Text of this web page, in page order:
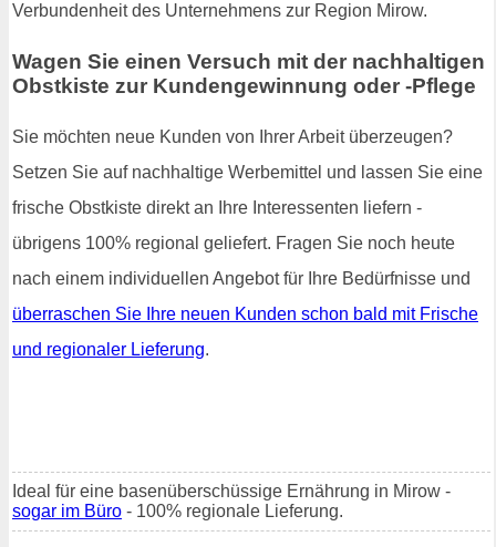
Verbundenheit des Unternehmens zur Region Mirow.
Wagen Sie einen Versuch mit der nachhaltigen
Obstkiste zur Kundengewinnung oder -Pflege
Sie möchten neue Kunden von Ihrer Arbeit überzeugen?
Setzen Sie auf nachhaltige Werbemittel und lassen Sie eine
frische Obstkiste direkt an Ihre Interessenten liefern -
übrigens 100% regional geliefert. Fragen Sie noch heute
nach einem individuellen Angebot für Ihre Bedürfnisse und
überraschen Sie Ihre neuen Kunden schon bald mit Frische
und regionaler Lieferung.
Ideal für eine basenüberschüssige Ernährung in Mirow -
sogar im Büro - 100% regionale Lieferung.